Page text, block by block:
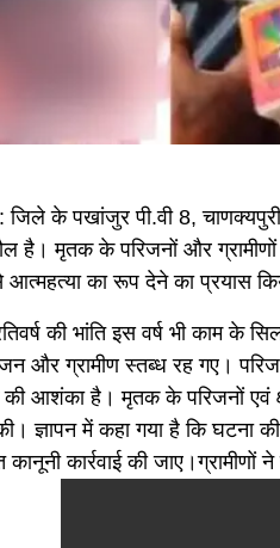
के पखांजुर पी.वी 8, चाणक्यपुरी
है। मृतक के परिजनों और ग्रामीणों
आत्महत्या का रूप देने का प्रयास
की भांति इस वर्ष भी काम के
और ग्रामीण स्तब्ध रह गए।
आशंका है। मृतक के परिजनों एवं
ज्ञापन में कहा गया है कि
कानूनी कार्रवाई की